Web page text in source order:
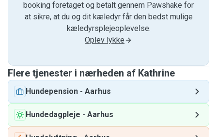
booking foretaget og betalt gennem Pawshake for
at sikre, at du og dit kæledyr får den bedst mulige
kæledyrsplejeoplevelse.
Oplev lykke
Flere tjenester i nærheden af ​​Kathrine
Hundepension - Aarhus
Hundedagpleje - Aarhus